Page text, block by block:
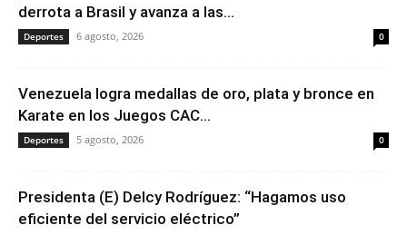
derrota a Brasil y avanza a las...
Deportes 6 agosto, 2026 0
Venezuela logra medallas de oro, plata y bronce en
Karate en los Juegos CAC...
Deportes 5 agosto, 2026 0
Presidenta (E) Delcy Rodríguez: “Hagamos uso
eficiente del servicio eléctrico”